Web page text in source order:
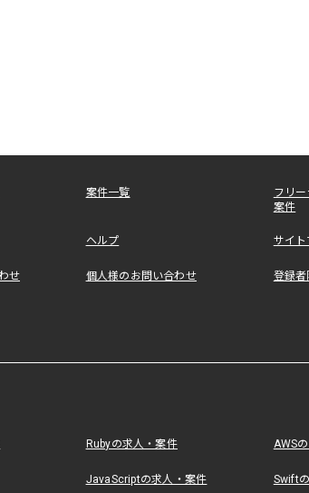
案件一覧
フリ
案件
ヘルプ サイ
せ 個人様のお問い合わせ 登録者
Rubyの求人・案件 AWS
JavaScriptの求人・案件 Swift